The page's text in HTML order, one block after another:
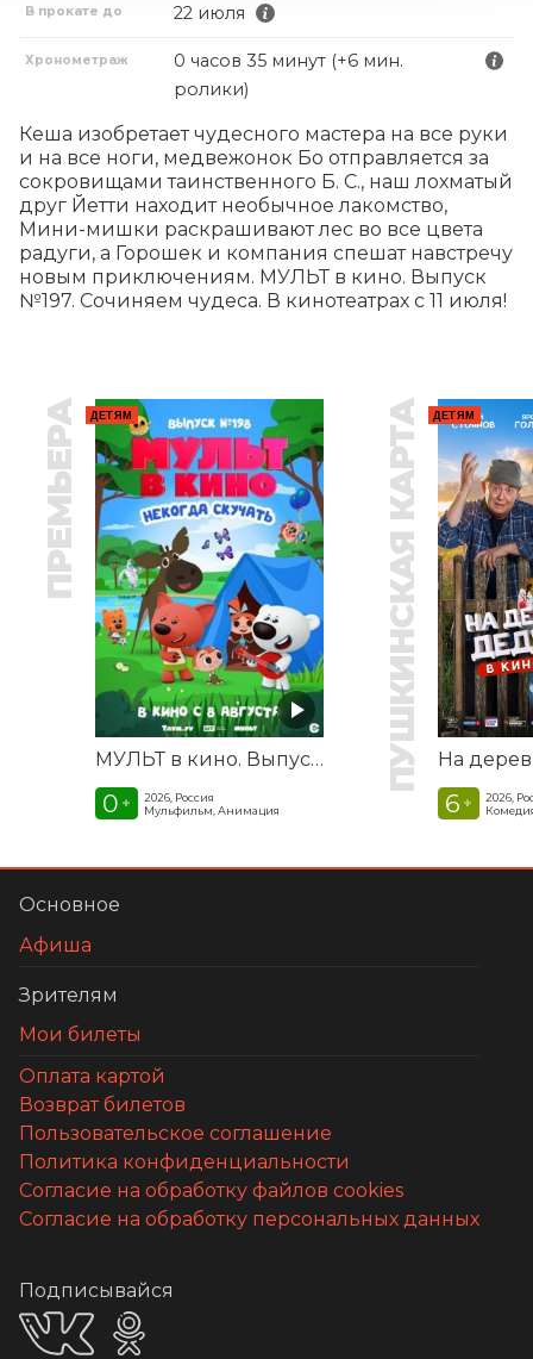
В прокате до 22 июля
Хронометраж
0 часов 35 минут (+6 мин.
ролики)
Кеша изобретает чудесного мастера на все руки
и на все ноги, медвежонок Бо отправляется за
сокровищами таинственного Б. С., наш лохматый
друг Йетти находит необычное лакомство,
Мини-мишки раскрашивают лес во все цвета
радуги, а Горошек и компания спешат навстречу
новым приключениям. МУЛЬТ в кино. Выпуск
№197. Сочиняем чудеса. В кинотеатрах с 11 июля!
ПРЕМЬЕРА ДЕТЯМ
МУЛЬТ в кино. Выпуск №198. Некогда скучать
0 +
2026, Россия
Мульфильм, Анимация
ПУШКИНСКАЯ КАРТА ДЕТЯМ
6 +
2026,
Основное
Афиша
Зрителям
Мои билеты
Оплата картой
Возврат билетов
Пользовательское соглашение
Политика конфиденциальности
Согласие на обработку файлов cookies
Согласие на обработку персональных данных
Подписывайся